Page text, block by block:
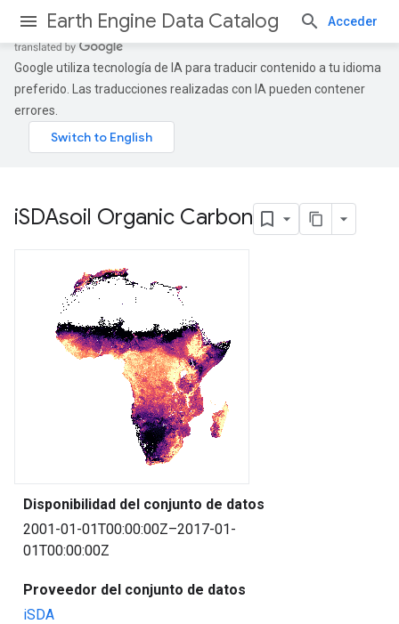
Earth Engine Data Catalog Acceder
Google utiliza tecnología de IA para traducir contenido a tu idioma
preferido. Las traducciones realizadas con IA pueden contener
errores.
iSDAsoil Organic Carbon
Disponibilidad del conjunto de datos
2001-01-01T00:00:00Z–2017-01-
01T00:00:00Z
Proveedor del conjunto de datos
iSDA